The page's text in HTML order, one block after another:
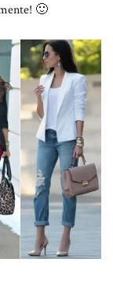
🙂